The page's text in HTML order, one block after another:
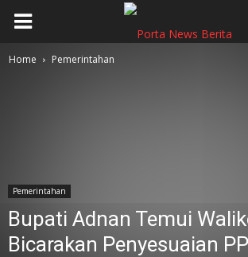
Home Pemerintahan
Pemerintahan
Bupati Adnan Temui
Bicarakan Penyesuaian